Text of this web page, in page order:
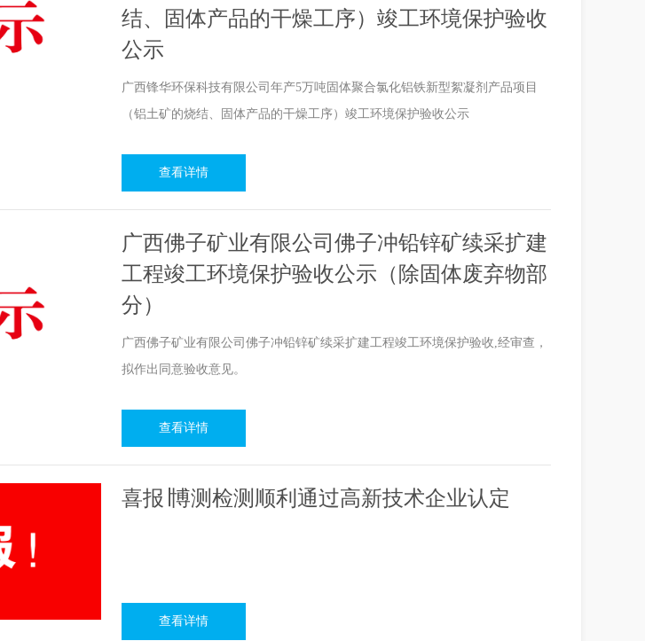
结、固体产品的干燥工序）竣工环境保护验收
公示
广西锋华环保科技有限公司年产5万吨固体聚合氯化铝铁新型絮凝剂产品项目
（铝土矿的烧结、固体产品的干燥工序）竣工环境保护验收公示
查看详情
广西佛子矿业有限公司佛子冲铅锌矿续采扩建
工程竣工环境保护验收公示（除固体废弃物部
分）
广西佛子矿业有限公司佛子冲铅锌矿续采扩建工程竣工环境保护验收,经审查，
拟作出同意验收意见。
查看详情
喜报∣博测检测顺利通过高新技术企业认定
查看详情